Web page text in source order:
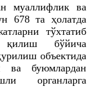
муаллифлик ва
678та ҳолатда
тўхтатиб
бўйича
объектида
ва буюмлардан
органларга